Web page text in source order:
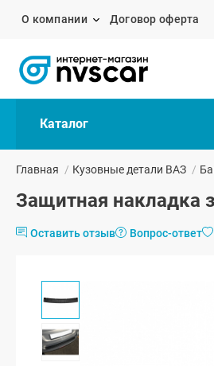
О компании Договор оферта
Каталог
Главная / Кузовные детали ВАЗ /
Защитная накладка
Оставить отзыв Вопрос-ответ